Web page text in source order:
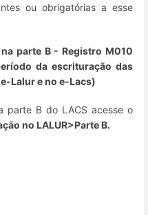
ou obrigatórias a esse
parte B - Registro M010
da escrituração das
Lalur e no e-Lacs)
parte B do LACS acesse o
no LALUR>Parte B.